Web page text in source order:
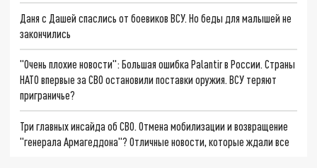
Даня с Дашей спаслись от боевиков ВСУ. Но беды для малышей не
закончились
"Очень плохие новости": Большая ошибка Palantir в России. Страны
НАТО впервые за СВО остановили поставки оружия. ВСУ теряют
приграничье?
Три главных инсайда об СВО. Отмена мобилизации и возвращение
"генерала Армагеддона"? Отличные новости, которые ждали все